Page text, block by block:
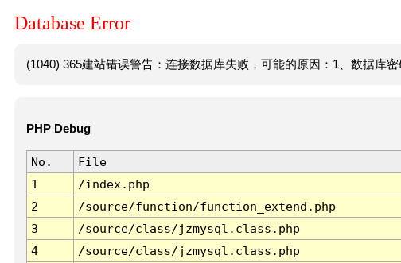
Database Error
(1040) 365建站错误警告：连接数据库失败，可能的原因：1、数据库密
PHP Debug
No. File
1
/index.php
2
/source/function/function_extend.php
3
/source/class/jzmysql.class.php
4
/source/class/jzmysql.class.php